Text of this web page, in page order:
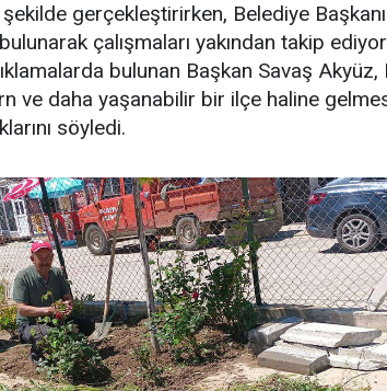
şekilde gerçekleştirirken, Belediye
çalışmaları yakından takip
bulunan Başkan Savaş Akyüz,
ve daha yaşanabilir bir ilçe haline
söyledi.